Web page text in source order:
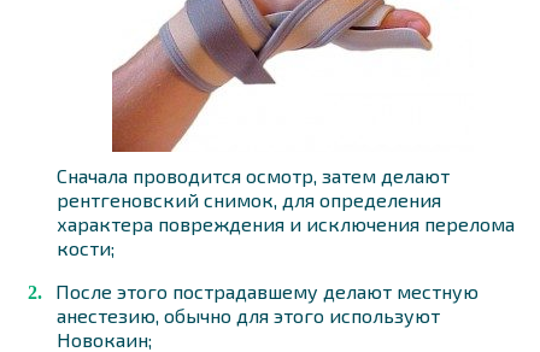
Сначала проводится осмотр, затем делают
рентгеновский снимок, для определения
характера повреждения и исключения перелома
кости;
После этого пострадавшему делают местную
анестезию, обычно для этого используют
Новокаин;